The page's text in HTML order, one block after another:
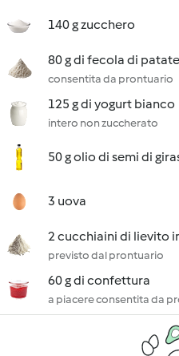
140 g zucchero
80 g di fecola di patate
consentita da prontuario
125 g di yogurt bianco
intero non zuccherato
50 g olio di semi di
3 uova
2 cucchiaini di lievito
previsto dal prontuario
60 g di confettura
a piacere consentita da